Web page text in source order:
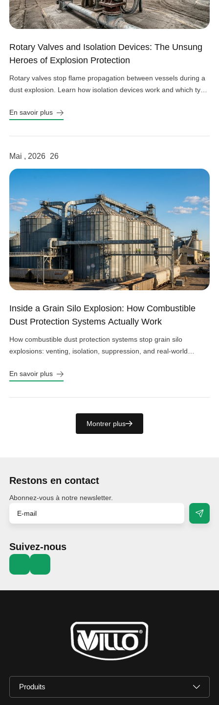
Rotary Valves and Isolation Devices: The Unsung
Heroes of Explosion Protection
Rotary valves stop flame propagation between vessels during a
dust explosion. Learn how isolation devices work and which type
En savoir plus
Mai , 2026 26
Inside a Grain Silo Explosion: How Combustible
Dust Protection Systems Actually Work
How combustible dust protection systems stop grain silo
explosions: venting, isolation, suppression, and real-world
En savoir plus
Montrer plus
Restons en contact
Abonnez-vous à notre newsletter.
Suivez-nous
Produits